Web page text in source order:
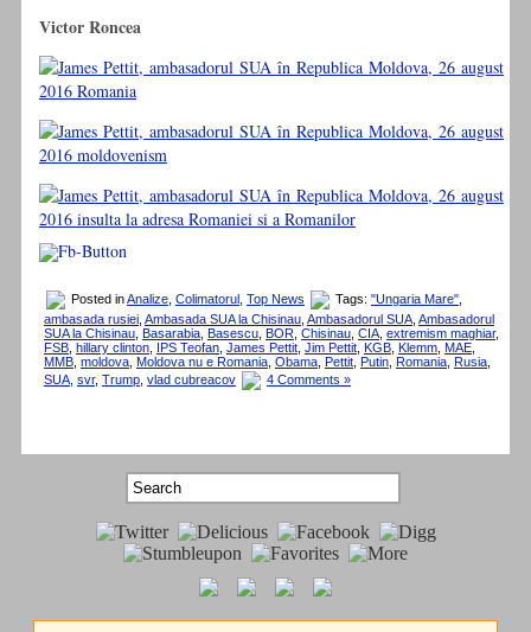
Victor Roncea
Posted inAnalize Colimatorul Top News Tags: "Ungaria Mare"
ambasada rusiei Ambasada SUA la Chisinau Ambasadorul SUA Ambasadorul
SUA la Chisinau
Basarabia Basescu BOR Chisinau CIA extremism maghiar,
FSB hillary clinton IPS Teofan James Pettit Jim Pettit KGB Klemm MAE
MMB moldova Moldova nu e Romania Obama Pettit Putin Romania Rusia
SUA svr, Trump vlad cubreacov 4 Comments »